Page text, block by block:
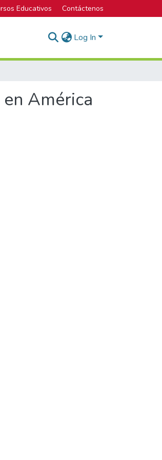
Educativos Contáctenos
Log In
América